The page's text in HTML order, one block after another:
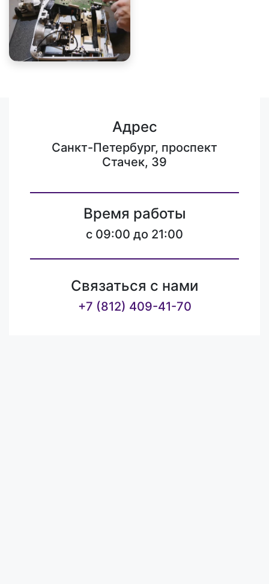
Адрес
Санкт-Петербург, проспект
Стачек, 39
Время работы
c 09:00 до 21:00
Связаться с нами
+7 (812) 409-41-70